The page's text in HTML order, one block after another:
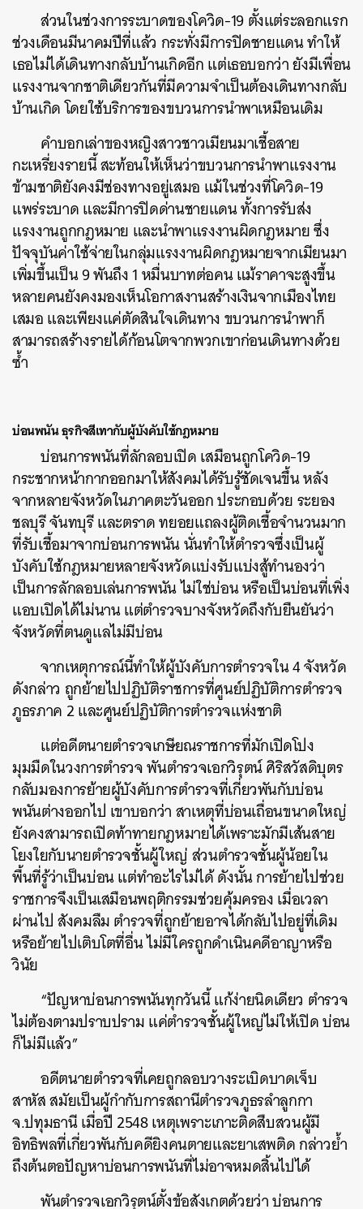
ส่วนในช่วงการระบาดของโควิด-19 ตั้งแต่ระลอกแรก
ช่วงเดือนมีนาคมปีที่แล้ว กระทั่งมีการปิดชายแดน ทำให้
เธอไม่ได้เดินทางกลับบ้านเกิดอีก แต่เธอบอกว่า ยังมีเพื่อน
แรงงานจากชาติเดียวกันที่มีความจำเป็นต้องเดินทางกลับ
บ้านเกิด โดยใช้บริการของขบวนการนำพาเหมือนเดิม
คำบอกเล่าของหญิงสาวชาวเมียนมาเชื้อสาย
กะเหรี่ยงรายนี้ สะท้อนให้เห็นว่าขบวนการนำพาแรงงาน
ข้ามชาติยังคงมีช่องทางอยู่เสมอ แม้ในช่วงที่โควิด-19
แพร่ระบาด และมีการปิดด่านชายแดน ทั้งการรับส่ง
แรงงานถูกกฎหมาย และนำพาแรงงานผิดกฎหมาย ซึ่ง
ปัจจุบันค่าใช้จ่ายในกลุ่มแรงงานผิดกฎหมายจากเมียนมา
เพิ่มขึ้นเป็น 9 พันถึง 1 หมื่นบาทต่อคน แม้ราคาจะสูงขึ้น
หลายคนยังคงมองเห็นโอกาสงานสร้างเงินจากเมืองไทย
เสมอ และเพียงแค่ตัดสินใจเดินทาง ขบวนการนำพาก็
สามารถสร้างรายได้ก้อนโตจากพวกเขาก่อนเดินทางด้วย
ซ้ำ
บ่อนพนัน ธุรกิจสีเทากับผู้บังคับใช้กฎหมาย
บ่อนการพนันที่ลักลอบเปิด เสมือนถูกโควิด-19
กระชากหน้ากากออกมาให้สังคมได้รับรู้ชัดเจนขึ้น หลัง
จากหลายจังหวัดในภาคตะวันออก ประกอบด้วย ระยอง
ชลบุรี จันทบุรี และตราด ทยอยแถลงผู้ติดเชื้อจำนวนมาก
ที่รับเชื้อมาจากบ่อนการพนัน นั่นทำให้ตำรวจซึ่งเป็นผู้
บังคับใช้กฎหมายหลายจังหวัดแบ่งรับแบ่งสู้ทำนองว่า
เป็นการลักลอบเล่นการพนัน ไม่ใช่บ่อน หรือเป็นบ่อนที่เพิ่ง
แอบเปิดได้ไม่นาน แต่ตำรวจบางจังหวัดถึงกับยืนยันว่า
จังหวัดที่ตนดูแลไม่มีบ่อน
จากเหตุการณ์นี้ทำให้ผู้บังคับการตำรวจใน 4 จังหวัด
ดังกล่าว ถูกย้ายไปปฏิบัติราชการที่ศูนย์ปฏิบัติการตำรวจ
ภูธรภาค 2 และศูนย์ปฏิบัติการตำรวจแห่งชาติ
แต่อดีตนายตำรวจเกษียณราชการที่มักเปิดโปง
มุมมืดในวงการตำรวจ พันตำรวจเอกวิรุตน์ ศิริสวัสดิบุตร
กลับมองการย้ายผู้บังคับการตำรวจที่เกี่ยวพันกับบ่อน
พนันต่างออกไป เขาบอกว่า สาเหตุที่บ่อนเถื่อนขนาดใหญ่
ยังคงสามารถเปิดท้าทายกฎหมายได้เพราะมักมีเส้นสาย
โยงใยกับนายตำรวจชั้นผู้ใหญ่ ส่วนตำรวจชั้นผู้น้อยใน
พื้นที่รู้ว่าเป็นบ่อน แต่ทำอะไรไม่ได้ ดังนั้น การย้ายไปช่วย
ราชการจึงเป็นเสมือนพฤติกรรมช่วยคุ้มครอง เมื่อเวลา
ผ่านไป สังคมลืม ตำรวจที่ถูกย้ายอาจได้กลับไปอยู่ที่เดิม
หรือย้ายไปเติบโตที่อื่น ไม่มีใครถูกดำเนินคดีอาญาหรือ
วินัย
“ปัญหาบ่อนการพนันทุกวันนี้ แก้ง่ายนิดเดียว ตำรวจ
ไม่ต้องตามปราบปราม แค่ตำรวจชั้นผู้ใหญ่ไม่ให้เปิด บ่อน
ก็ไม่มีแล้ว”
อดีตนายตำรวจที่เคยถูกลอบวางระเบิดบาดเจ็บ
สาหัส สมัยเป็นผู้กำกับการสถานีตำรวจภูธรลำลูกกา
จ.ปทุมธานี เมื่อปี 2548 เหตุเพราะเกาะติดสืบสวนผู้มี
อิทธิพลที่เกี่ยวพันกับคดียิงคนตายและยาเสพติด กล่าวย้ำ
ถึงต้นตอปัญหาบ่อนการพนันที่ไม่อาจหมดสิ้นไปได้
พันตำรวจเอกวิรุตน์ตั้งข้อสังเกตด้วยว่า บ่อนการ